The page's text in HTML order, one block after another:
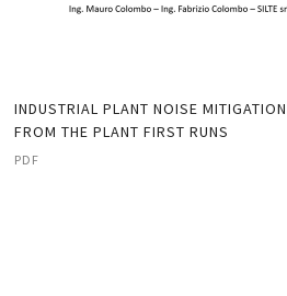
INDUSTRIAL PLANT NOISE
FROM THE PLANT FIRST RUNS
PDF